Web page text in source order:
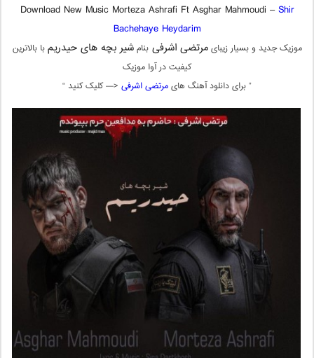
Download New Music Morteza Ashrafi Ft Asghar Mahmoudi –Shir
Bachehaye Heydarim
موزیک جدید و بسیار زیبایمرتضی اشرفیبنامشیر بچه های حیدریمبا بالاترین
کیفیت در آوا موزیک
” برای دانلود آهنگ هایمرتضی اشرفی <— کلیک کنید “